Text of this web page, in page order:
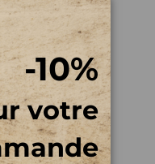
-10%
votre